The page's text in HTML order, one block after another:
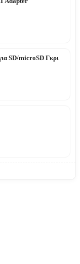
SD/microSD Γκρι